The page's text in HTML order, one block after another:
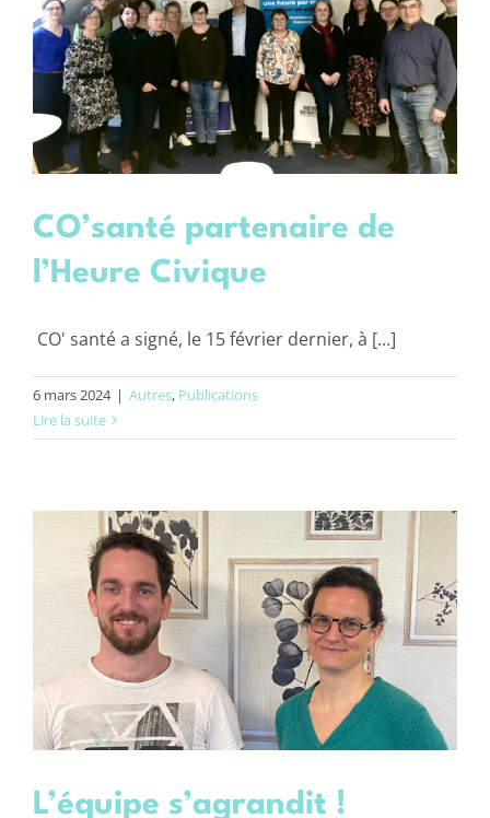
CO’santé partenaire de
l’Heure Civique
CO' santé a signé, le 15 février dernier, à [...]
6 mars 2024 | Autres, Publications
Lire la suite
L’équipe s’agrandit !